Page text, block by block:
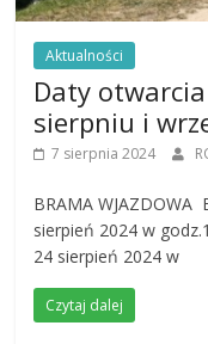
Aktualności
Daty
sierpniu i
7 sierpnia 2024
BRAMA WJAZDOWA
sierpień 2024 w
24 sierpień 2024 w
Czytaj dalej